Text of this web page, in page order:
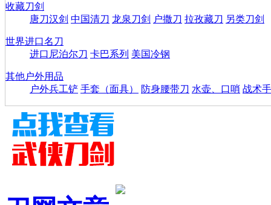
收藏刀剑
唐刀汉剑 中国清刀 龙泉刀剑 户撒刀 拉孜藏刀 另类刀剑
世界进口名刀
进口尼泊尔刀 卡巴系列 美国冷钢
其他户外用品
户外兵工铲 手套（面具） 防身腰带刀 水壶、口哨 战术